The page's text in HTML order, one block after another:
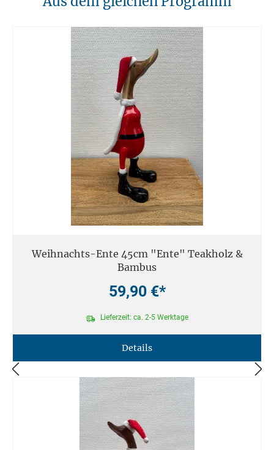
für Kerzen oder anderen heißen Gegenständen.
Am Ende der Nutzungsdauer sollten Möbel fachgerecht entsorgt
werden. Massivholz kann über den Sperrmüll oder an speziellen
Sammelstellen abgegeben werden. Die örtlichen
Entsorgungsvorschriften sind zu beachten.
Unsere Massivmöbel sind so konzipiert das Sie für den privaten
Gebrauch in Haushalten geeignet sind. Diese Möbel sind nicht für
kommerziellen Gebrauch geeignet.
Unsere Massivholzmöbel sind nicht für den Außenbereich geeignet.
Weihnachts-Ente 45cm "Ente" Teakholz &
Bambus
59,90 €*
Lieferzeit: ca. 2-5 Werktage
Details